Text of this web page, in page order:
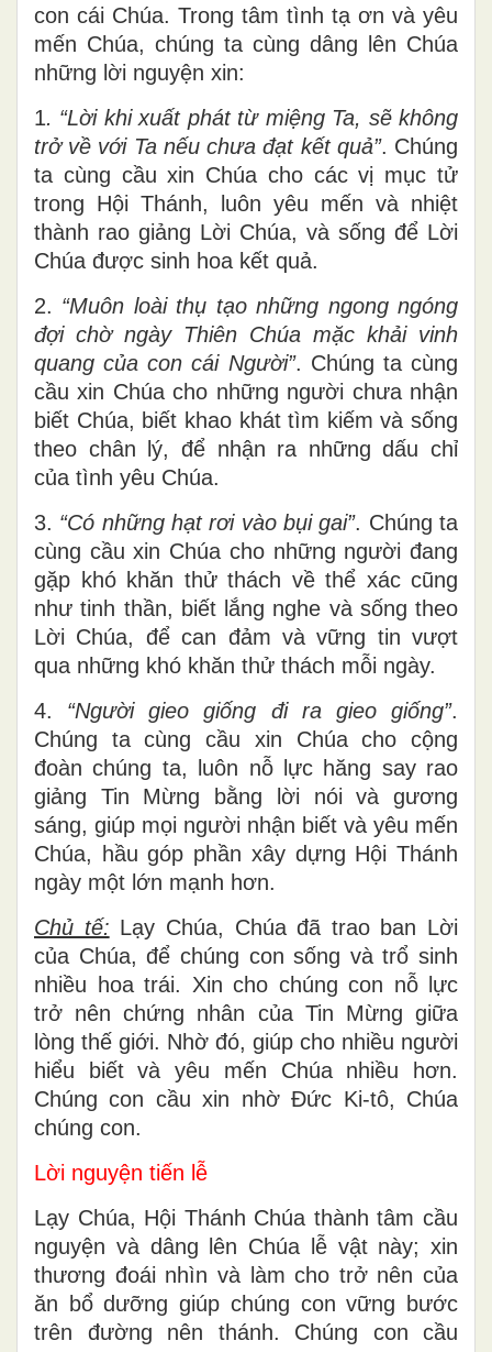
con cái Chúa. Trong tâm tình tạ ơn và yêu
mến Chúa, chúng ta cùng dâng lên Chúa
những lời nguyện xin:
1. “Lời khi xuất phát từ miệng Ta, sẽ không
trở về với Ta nếu chưa đạt kết quả”. Chúng
ta cùng cầu xin Chúa cho các vị mục tử
trong Hội Thánh, luôn yêu mến và nhiệt
thành rao giảng Lời Chúa, và sống để Lời
Chúa được sinh hoa kết quả.
2. “Muôn loài thụ tạo những ngong ngóng
đợi chờ ngày Thiên Chúa mặc khải vinh
quang của con cái Người”. Chúng ta cùng
cầu xin Chúa cho những người chưa nhận
biết Chúa, biết khao khát tìm kiếm và sống
theo chân lý, để nhận ra những dấu chỉ
của tình yêu Chúa.
3. “Có những hạt rơi vào bụi gai”. Chúng ta
cùng cầu xin Chúa cho những người đang
gặp khó khăn thử thách về thể xác cũng
như tinh thần, biết lắng nghe và sống theo
Lời Chúa, để can đảm và vững tin vượt
qua những khó khăn thử thách mỗi ngày.
4. “Người gieo giống đi ra gieo giống”.
Chúng ta cùng cầu xin Chúa cho cộng
đoàn chúng ta, luôn nỗ lực hăng say rao
giảng Tin Mừng bằng lời nói và gương
sáng, giúp mọi người nhận biết và yêu mến
Chúa, hầu góp phần xây dựng Hội Thánh
ngày một lớn mạnh hơn.
Chủ tế: Lạy Chúa, Chúa đã trao ban Lời
của Chúa, để chúng con sống và trổ sinh
nhiều hoa trái. Xin cho chúng con nỗ lực
trở nên chứng nhân của Tin Mừng giữa
lòng thế giới. Nhờ đó, giúp cho nhiều người
hiểu biết và yêu mến Chúa nhiều hơn.
Chúng con cầu xin nhờ Đức Ki-tô, Chúa
chúng con.
Lời nguyện tiến lễ
Lạy Chúa, Hội Thánh Chúa thành tâm cầu
nguyện và dâng lên Chúa lễ vật này; xin
thương đoái nhìn và làm cho trở nên của
ăn bổ dưỡng giúp chúng con vững bước
trên đường nên thánh. Chúng con cầu